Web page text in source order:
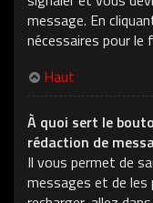
message. En
nécessaires pour le
Haut
À quoi sert le
rédaction de
Il vous permet de
messages et de